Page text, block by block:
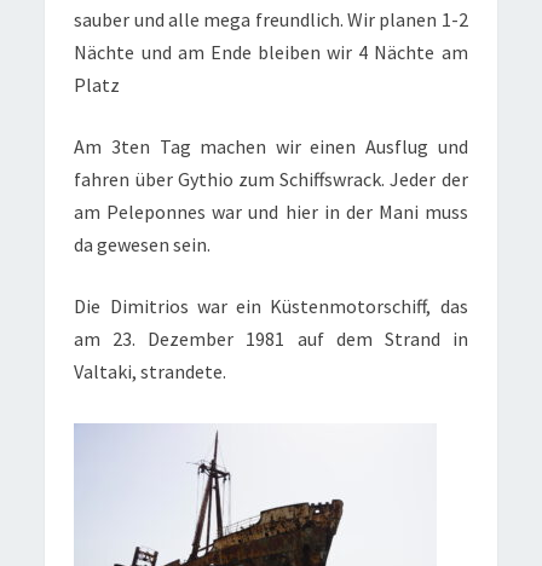
sauber und alle mega freundlich. Wir planen 1-2
Nächte und am Ende bleiben wir 4 Nächte am
Platz
Am 3ten Tag machen wir einen Ausflug und
fahren über Gythio zum Schiffswrack. Jeder der
am Peleponnes war und hier in der Mani muss
da gewesen sein.
Die Dimitrios war ein Küstenmotorschiff, das
am 23. Dezember 1981 auf dem Strand in
Valtaki, strandete.